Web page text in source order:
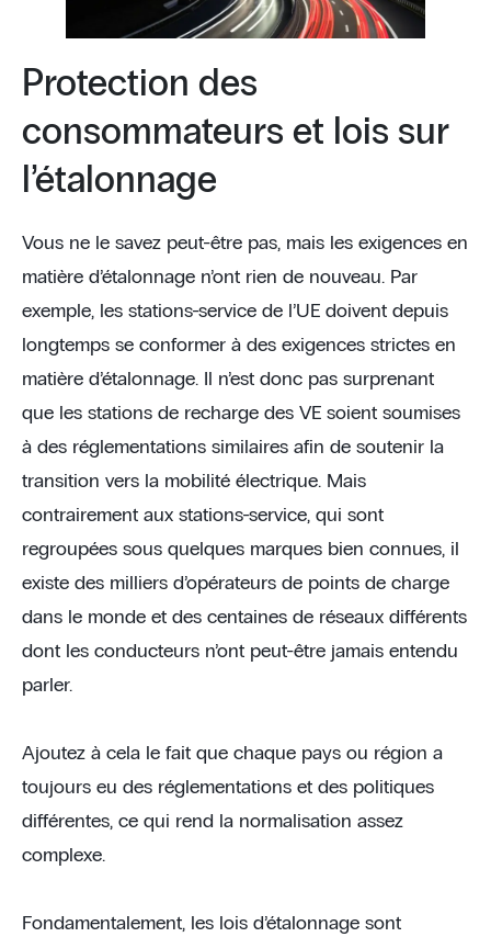
Protection des
consommateurs et lois sur
l’étalonnage
Vous ne le savez peut-être pas, mais les exigences en
matière d’étalonnage n’ont rien de nouveau. Par
exemple, les stations-service de l’UE doivent depuis
longtemps se conformer à des exigences strictes en
matière d’étalonnage. Il n’est donc pas surprenant
que les stations de recharge des VE soient soumises
à des réglementations similaires afin de soutenir la
transition vers la mobilité électrique. Mais
contrairement aux stations-service, qui sont
regroupées sous quelques marques bien connues, il
existe des milliers d’opérateurs de points de charge
dans le monde et des centaines de réseaux différents
dont les conducteurs n’ont peut-être jamais entendu
parler.
Ajoutez à cela le fait que chaque pays ou région a
toujours eu des réglementations et des politiques
différentes, ce qui rend la normalisation assez
complexe.
Fondamentalement, les lois d’étalonnage sont